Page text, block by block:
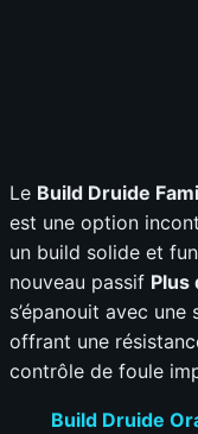
Le Build Druide
est une option
un build solide et
nouveau passif Plus
s’épanouit avec
offrant une
contrôle de foule
Build Druide